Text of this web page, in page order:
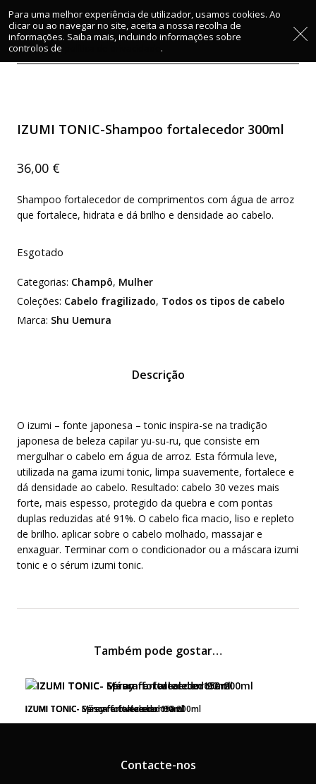
Para uma melhor experiência de utilizador, usamos cookies. Ao
clicar ou ao navegar no site, aceita a nossa recolha de
informações. Saiba mais, incluindo informações sobre
controlos de
.
Início/Mulher/Champô/ IZUMI TONIC-Shampoo
fortalecedor 300ml
IZUMI TONIC-Shampoo fortalecedor 300ml
36,00 €
Shampoo fortalecedor de comprimentos com água de arroz
que fortalece, hidrata e dá brilho e densidade ao cabelo.
Esgotado
Categorias: Champô, Mulher
Coleções: Cabelo fragilizado, Todos os tipos de cabelo
Marca: Shu Uemura
Descrição
O izumi – fonte japonesa – tonic inspira-se na tradição
japonesa de beleza capilar yu-su-ru, que consiste em
mergulhar o cabelo em água de arroz. Esta fórmula leve,
utilizada na gama izumi tonic, limpa suavemente, fortalece e
dá densidade ao cabelo. Resultado: cabelo 30 vezes mais
forte, mais espesso, protegido da quebra e com pontas
duplas reduzidas até 91%. O cabelo fica macio, liso e repleto
de brilho. aplicar sobre o cabelo molhado, massajar e
enxaguar. Terminar com o condicionador ou a máscara izumi
tonic e o sérum izumi tonic.
Também pode gostar…
IZUMI TONIC- Spray fortalecedor 150ml
IZUMI TONIC- Sérum fortalecedor 90ml
IZUMI TONIC- Máscara fortalecedora 200ml
Contacte-nos